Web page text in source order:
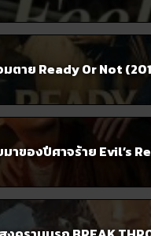
ตาย Ready Or Not
าของปีศาจร้าย Evil’s